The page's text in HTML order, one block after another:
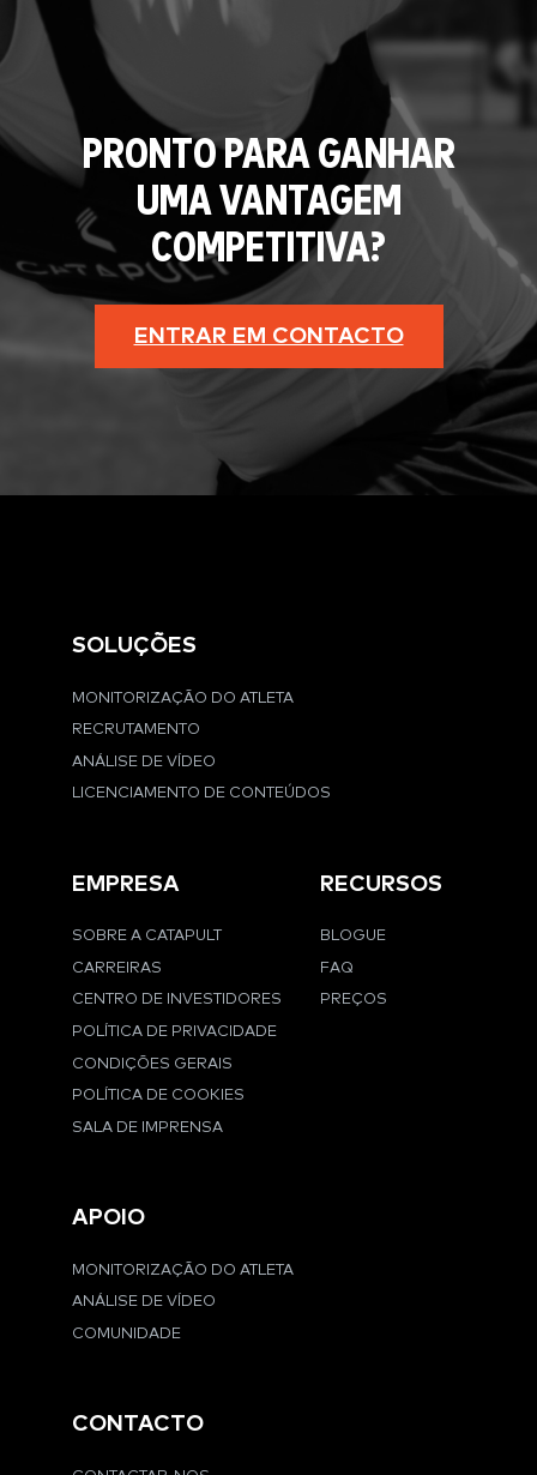
PRONTO PARA GANHAR
UMA VANTAGEM
COMPETITIVA?
ENTRAR EM CONTACTO
SOLUÇÕES
MONITORIZAÇÃO DO ATLETA
RECRUTAMENTO
ANÁLISE DE VÍDEO
LICENCIAMENTO DE CONTEÚDOS
EMPRESA
SOBRE A CATAPULT
CARREIRAS
CENTRO DE INVESTIDORES
POLÍTICA DE PRIVACIDADE
CONDIÇÕES GERAIS
POLÍTICA DE COOKIES
SALA DE IMPRENSA
RECURSOS
BLOGUE
FAQ
PREÇOS
APOIO
MONITORIZAÇÃO DO ATLETA
ANÁLISE DE VÍDEO
COMUNIDADE
CONTACTO